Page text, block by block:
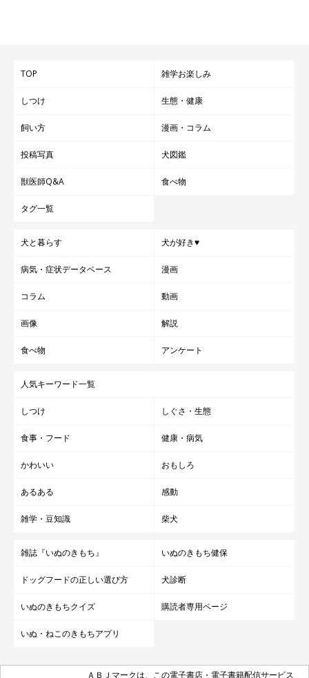
TOP 雑学お楽しみ
しつけ 生態・健康
飼い方 漫画・コラム
投稿写真 犬図鑑
獣医師Q&A 食べ物
タグ一覧
犬と暮らす 犬が好き♥
病気・症状データベース 漫画
コラム 動画
画像 解説
食べ物 アンケート
人気キーワード一覧
しつけ しぐさ・生態
食事・フード 健康・病気
かわいい おもしろ
あるある 感動
雑学・豆知識 柴犬
雑誌『いぬのきもち』 いぬのきもち健保
ドッグフードの正しい選び方 犬診断
いぬのきもちクイズ 購読者専用ページ
いぬ・ねこのきもちアプリ
ＡＢＪマークは、この電子書店・電子書籍配信サービス